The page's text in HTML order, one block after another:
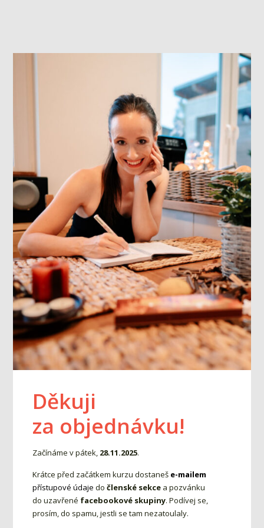
Děkuji
za objednávku!
Začínáme v pátek, 28.11.2025.
Krátce před začátkem kurzu dostaneš e-mailem
přístupové údaje do členské sekcea pozvánku
do uzavřené facebookové skupiny. Podívej se,
prosím, do spamu, jestli se tam nezatoulaly.